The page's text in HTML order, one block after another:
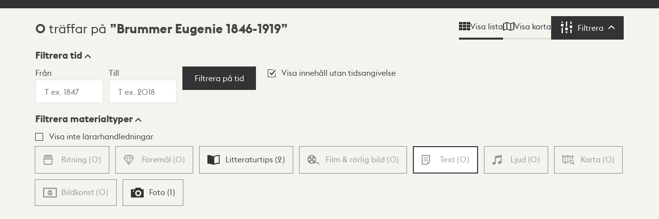
Sökresultat
0 träffar på Brummer Eugenie 1846-1919 Visa lista Visa karta Filtrera Filtrera
Visningsläge
Lista Karta
Filtrera tid
Från Till
Filtrera på tid
Visa innehåll utan tidsangivelse
Filtrera materialtyper
Visa inte lärarhandledningar
Ritning (0) Föremål (0) Litteraturtips (2) Film & rörlig bild (0) Text (0) Ljud (0) Karta (0)
Bildkonst (0) Foto (1)